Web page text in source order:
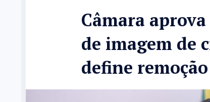
Câmara
de imagem de
define